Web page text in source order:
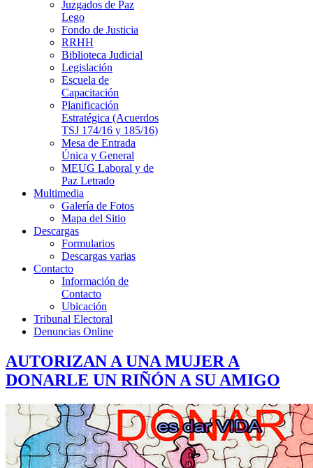
Juzgados de Paz
Lego
Fondo de Justicia
RRHH
Biblioteca Judicial
Legislación
Escuela de
Capacitación
Planificación
Estratégica (Acuerdos
TSJ 174/16 y 185/16)
Mesa de Entrada
Única y General
MEUG Laboral y de
Paz Letrado
Multimedia
Galería de Fotos
Mapa del Sitio
Descargas
Formularios
Descargas varias
Contacto
Información de
Contacto
Ubicación
Tribunal Electoral
Denuncias Online
AUTORIZAN A UNA MUJER A
DONARLE UN RIÑÓN A SU AMIGO